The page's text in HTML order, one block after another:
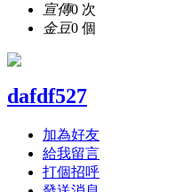
宣傳0 次
金豆0 個
dafdf527
加為好友
給我留言
打個招呼